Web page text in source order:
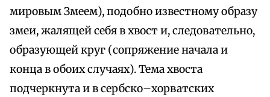
мировым Змеем), подобно известному образу
змеи, жалящей себя в хвост и, следовательно,
образующей круг (сопряжение начала и
конца в обоих случаях). Тема хвоста
подчеркнута и в сербско–хорватских